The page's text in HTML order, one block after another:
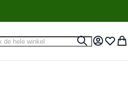
Search
Account